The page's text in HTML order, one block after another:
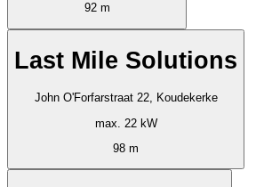
92 m
Last Mile Solutions
John O'Forfarstraat 22, Koudekerke
max. 22 kW
98 m